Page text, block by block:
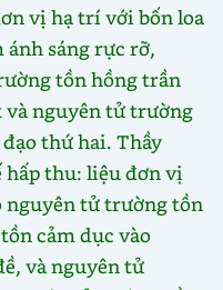
vị hạ trí với bốn loa
sáng rực rỡ,
tồn hồng trần
và nguyên tử trường
thứ hai. Thầy
hấp thu: liệu đơn vị
nguyên tử trường tồn
cảm dục vào
và nguyên tử